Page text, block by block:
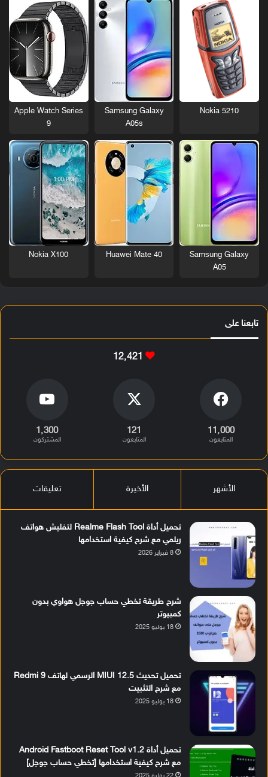
Nokia 5210
Samsung Galaxy
A05s
Apple Watch Series
9
Samsung Galaxy
A05
Huawei Mate 40
Nokia X100
تابعنا على
12٬421
11٬000
المتابعون
121
المتابعون
1٬300
المشتركون
الأشهر الأخيرة تعليقات
تحميل أداة Realme Flash Tool لتفليش هواتف
ريلمي مع شرح كيفية استخدامها
8 فبراير 2026
شرح طريقة تخطي حساب جوجل هواوي بدون
كمبيوتر
18 يوليو 2025
تحميل تحديث MIUI 12.5 الرسمي لهاتف Redmi 9
مع شرح التثبيت
18 يوليو 2025
تحميل أداة Android Fastboot Reset Tool v1.2
مع شرح كيفية استخدامها [تخطي حساب جوجل]